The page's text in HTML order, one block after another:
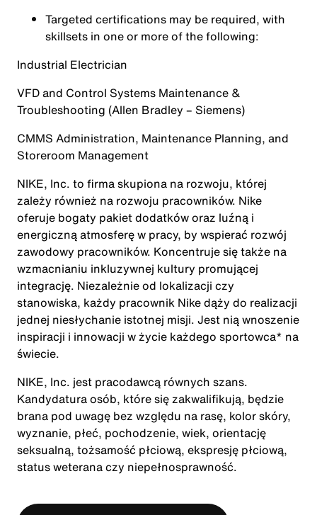
Targeted certifications may be required, with
skillsets in one or more of the following:
Industrial Electrician
VFD and Control Systems Maintenance &
Troubleshooting (Allen Bradley – Siemens)
CMMS Administration, Maintenance Planning, and
Storeroom Management
NIKE, Inc. to firma skupiona na rozwoju, której
zależy również na rozwoju pracowników. Nike
oferuje bogaty pakiet dodatków oraz luźną i
energiczną atmosferę w pracy, by wspierać rozwój
zawodowy pracowników. Koncentruje się także na
wzmacnianiu inkluzywnej kultury promującej
integrację. Niezależnie od lokalizacji czy
stanowiska, każdy pracownik Nike dąży do realizacji
jednej niesłychanie istotnej misji. Jest nią wnoszenie
inspiracji i innowacji w życie każdego sportowca* na
świecie.
NIKE, Inc. jest pracodawcą równych szans.
Kandydatura osób, które się zakwalifikują, będzie
brana pod uwagę bez względu na rasę, kolor skóry,
wyznanie, płeć, pochodzenie, wiek, orientację
seksualną, tożsamość płciową, ekspresję płciową,
status weterana czy niepełnosprawność.